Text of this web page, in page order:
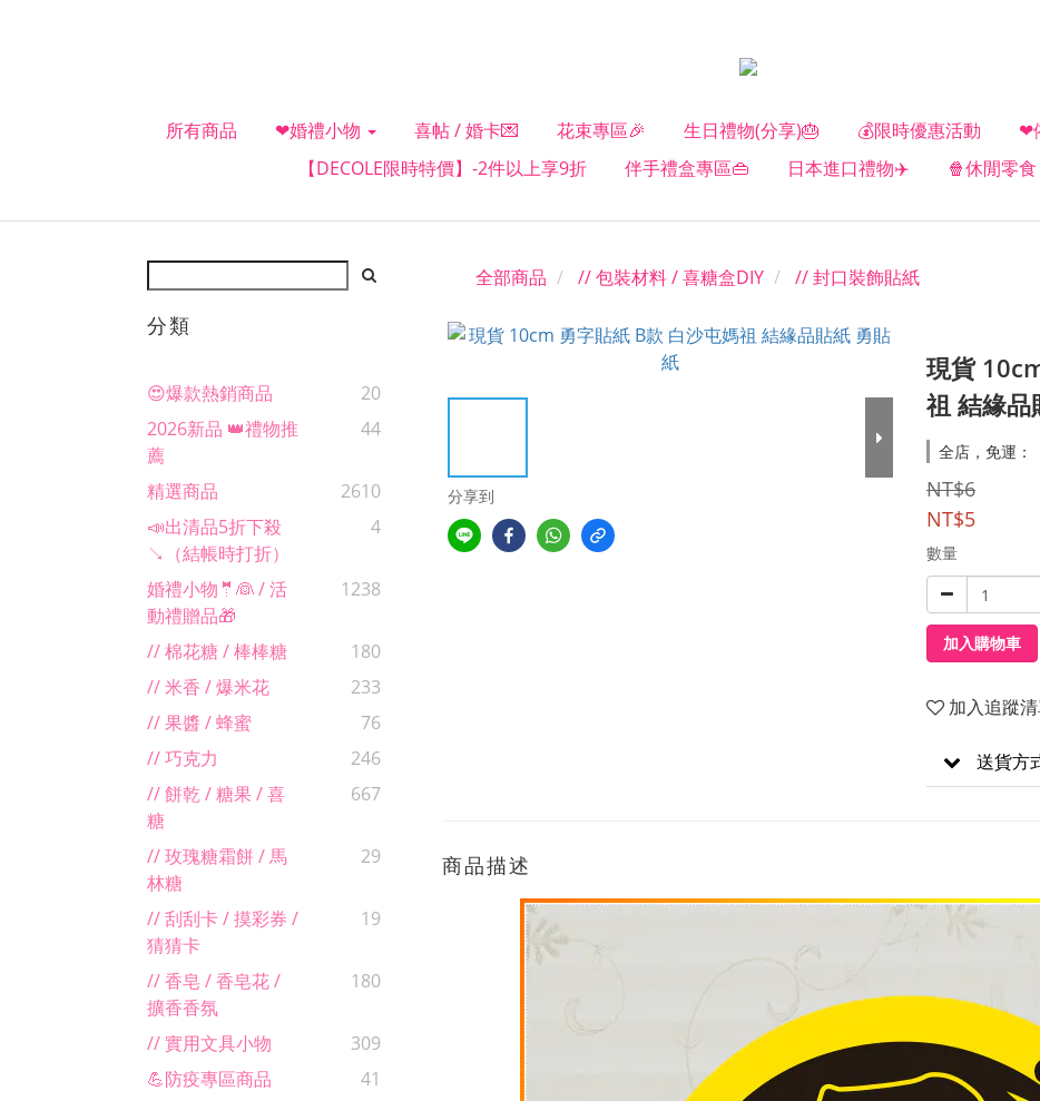
所有商品 ❤婚禮小物 喜帖 / 婚卡💌 花束專區🎉 生日禮物(分享)🎂 💰限時優惠活動 ❤
【DECOLE限時特價】-2件以上享9折
伴手禮盒專區👜 日本進口禮物✈️ 🍿休閒零食
分類
😍爆款熱銷商品
20
2026新品 👑禮物推
薦
44
精選商品
2610
📣出清品5折下殺
↘（結帳時打折）
4
婚禮小物🤵👰 / 活
動禮贈品🎁
1238
// 棉花糖 / 棒棒糖
180
// 米香 / 爆米花
233
// 果醬 / 蜂蜜
76
// 巧克力
246
// 餅乾 / 糖果 / 喜
糖
667
// 玫瑰糖霜餅 / 馬
林糖
29
// 刮刮卡 / 摸彩券 /
猜猜卡
19
// 香皂 / 香皂花 /
擴香香氛
180
// 實用文具小物
309
💪防疫專區商品
41
全部商品 // 包裝材料 / 喜糖盒DIY // 封口裝飾貼紙
分享到
現貨
祖 結緣品
全店，免運：
NT$6
NT$5
數量
加入購物車
加入追蹤
送貨方
商品描述